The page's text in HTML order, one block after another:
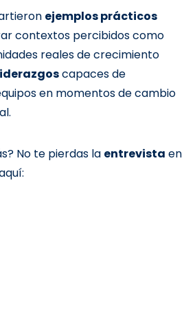
ejemplos prácticos
contextos percibidos como
reales de crecimiento
capaces de
en momentos de cambio
No te pierdas la entrevista en